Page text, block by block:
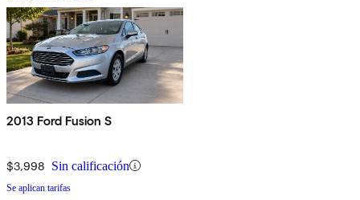
2013 Ford Fusion S
$3,998 Sin calificación
Se aplican tarifas